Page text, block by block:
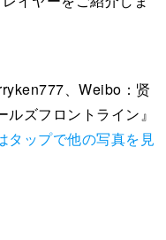
、Weibo：贤
ズフロントライン』
タップで他の写真を見